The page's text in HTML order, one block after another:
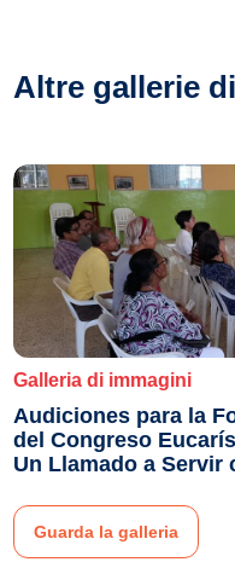
Altre gallerie
Galleria di immagini
Audiciones para la
del Congreso
Un Llamado a Servir
Guarda la galleria